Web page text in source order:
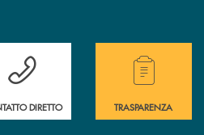
indirizzo, telefono e mail delle nostre
bisogno di assistenza immediata?
DIRETTO
Hai bisogno di
TRASPARENZA